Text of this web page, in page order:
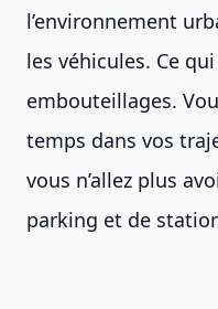
l’environnement
les véhicules. Ce
embouteillages.
temps dans vos
vous n’allez plus
parking et de